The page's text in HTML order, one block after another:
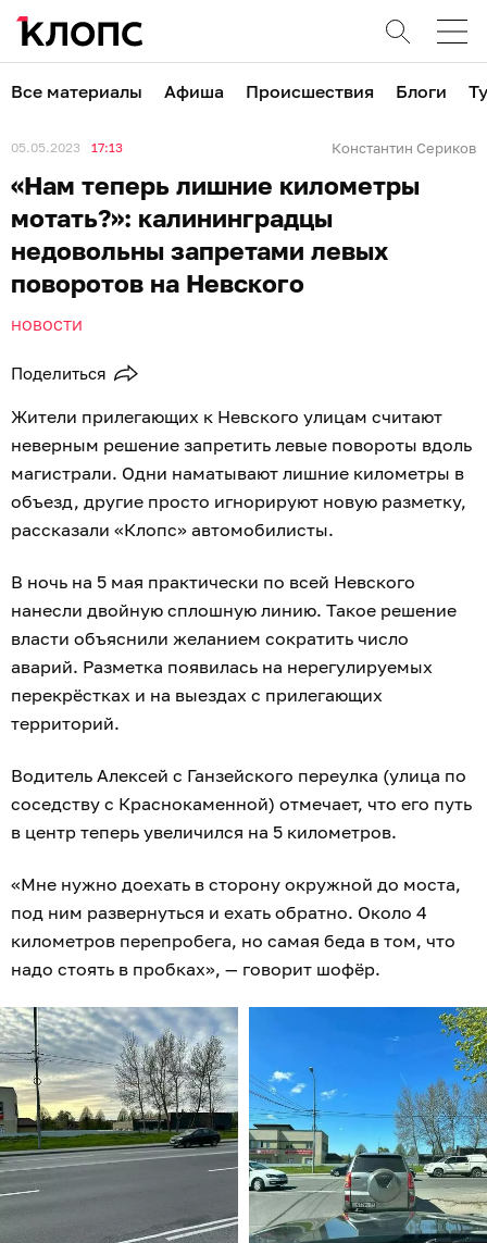
Все материалы Афиша Происшествия Блоги
05.05.2023 17:13 Константин Сериков
«Нам теперь лишние километры
мотать?»: калининградцы
недовольны запретами левых
поворотов на Невского
НОВОСТИ
Поделиться
Жители прилегающих к Невского улицам считают
неверным решение запретить левые повороты вдоль
магистрали. Одни наматывают лишние километры в
объезд, другие просто игнорируют новую разметку,
рассказали «Клопс» автомобилисты.
В ночь на 5 мая практически по всей Невского
нанесли двойную сплошную линию. Такое решение
власти объяснили желанием сократить число
аварий. Разметка появилась на нерегулируемых
перекрёстках и на выездах с прилегающих
территорий.
Водитель Алексей с Ганзейского переулка (улица по
соседству с Краснокаменной) отмечает, что его путь
в центр теперь увеличился на 5 километров.
«Мне нужно доехать в сторону окружной до моста,
под ним развернуться и ехать обратно. Около 4
километров перепробега, но самая беда в том, что
надо стоять в пробках», — говорит шофёр.